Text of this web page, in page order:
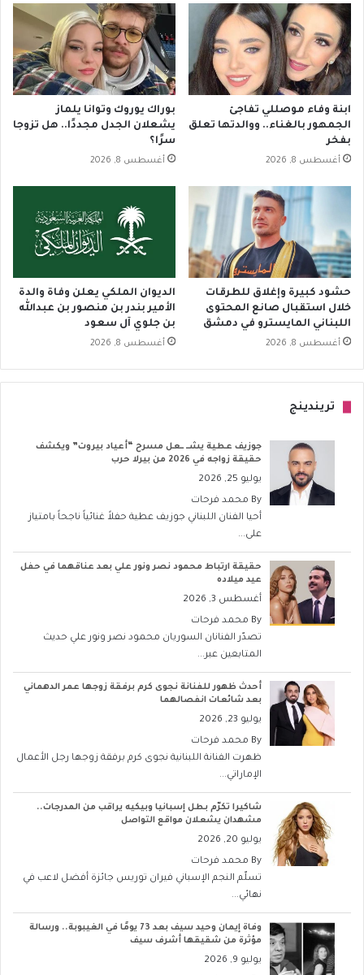
ابنة وفاء موصللي تفاجئ
الجمهور بالغناء.. ووالدتها تعلق
بفخر
أغسطس 8, 2026
بوراك يوروك وتوانا يلماز
يشعلان الجدل مجددًا.. هل تزوجا
سرًا؟
أغسطس 8, 2026
حشود كبيرة وإغلاق للطرقات
خلال استقبال صانع المحتوى
اللبناني المايسترو في دمشق
أغسطس 8, 2026
الديوان الملكي يعلن وفاة والدة
الأمير بندر بن منصور بن عبدالله
بن جلوي آل سعود
أغسطس 8, 2026
تريندينج
جوزيف عطية يشــ ــعل مسرح “أعياد بيروت” ويكشف
حقيقة زواجه في 2026 من بيرلا حرب
يوليو 25, 2026
By محمد فرحات
أحيا الفنان اللبناني جوزيف عطية حفلاً غنائياً ناجحاً بامتياز
على...
حقيقة ارتباط محمود نصر ونور علي بعد عناقهما في حفل
عيد ميلاده
أغسطس 3, 2026
By محمد فرحات
تصدّر الفنانان السوريان محمود نصر ونور علي حديث
المتابعين عبر...
أحدث ظهور للفنانة نجوى كرم برفقة زوجها عمر الدهماني
بعد شائعات انفصالهما
يوليو 23, 2026
By محمد فرحات
ظهرت الفنانة اللبنانية نجوى كرم برفقة زوجها رجل الأعمال
الإماراتي...
شاكيرا تكرّم بطل إسبانيا وبيكيه يراقب من المدرجات..
مشهدان يشعلان مواقع التواصل
يوليو 20, 2026
By محمد فرحات
تسلّم النجم الإسباني فيران توريس جائزة أفضل لاعب في
نهائي...
وفاة إيمان وحيد سيف بعد 73 يومًا في الغيبوبة.. ورسالة
مؤثرة من شقيقها أشرف سيف
يوليو 9, 2026